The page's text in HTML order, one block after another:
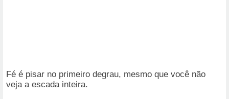
Fé é pisar no primeiro degrau, mesmo que você não
veja a escada inteira.